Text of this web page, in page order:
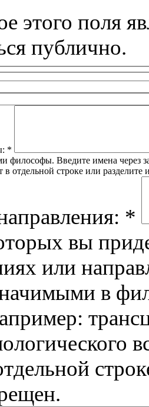
этого поля
публично.
*
философы. Введите имена через
отдельной строке или
*
вы
или
в